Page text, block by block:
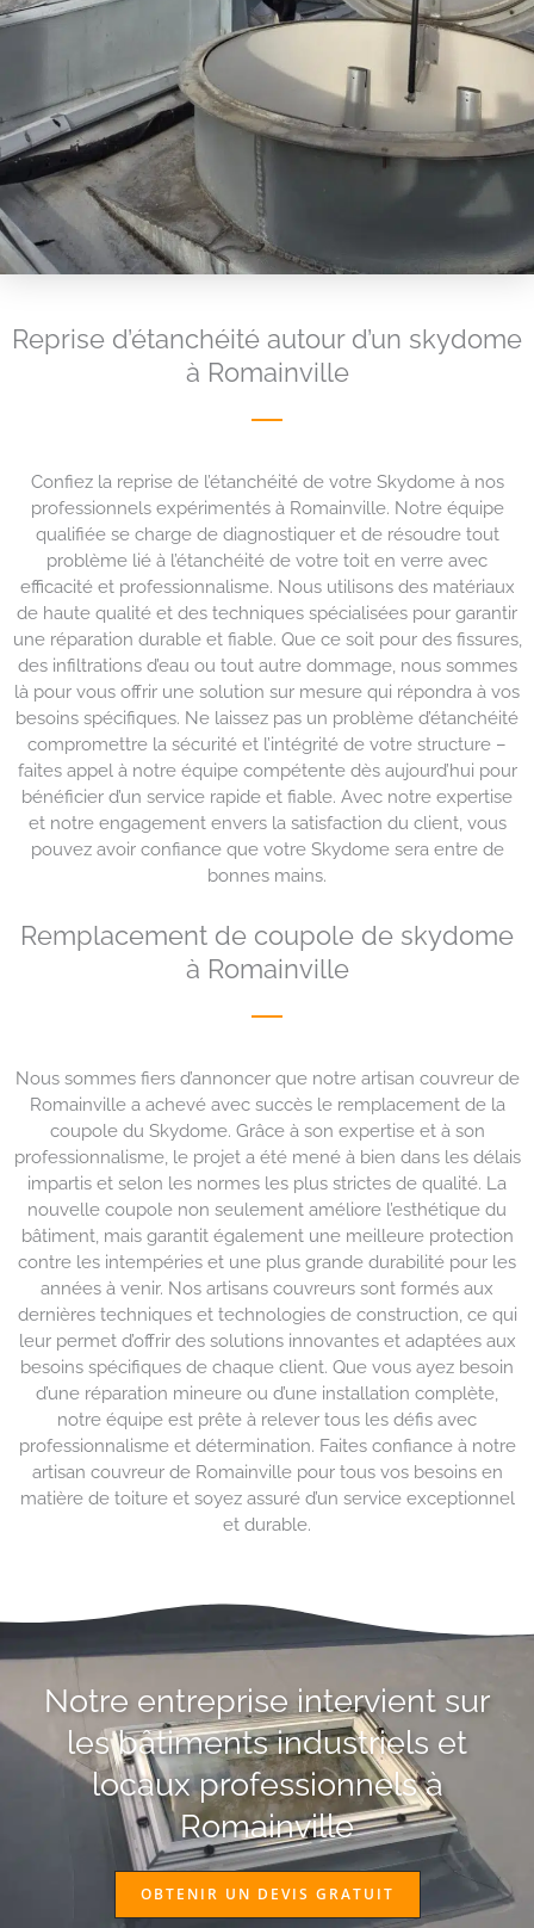
Reprise d’étanchéité autour d’un skydome
à Romainville
Confiez la reprise de l’étanchéité de votre Skydome à nos
professionnels expérimentés à Romainville. Notre équipe
qualifiée se charge de diagnostiquer et de résoudre tout
problème lié à l’étanchéité de votre toit en verre avec
efficacité et professionnalisme. Nous utilisons des matériaux
de haute qualité et des techniques spécialisées pour garantir
une réparation durable et fiable. Que ce soit pour des fissures,
des infiltrations d’eau ou tout autre dommage, nous sommes
là pour vous offrir une solution sur mesure qui répondra à vos
besoins spécifiques. Ne laissez pas un problème d’étanchéité
compromettre la sécurité et l’intégrité de votre structure –
faites appel à notre équipe compétente dès aujourd’hui pour
bénéficier d’un service rapide et fiable. Avec notre expertise
et notre engagement envers la satisfaction du client, vous
pouvez avoir confiance que votre Skydome sera entre de
bonnes mains.
Remplacement de coupole de skydome
à Romainville
Nous sommes fiers d’annoncer que notre artisan couvreur de
Romainville a achevé avec succès le remplacement de la
coupole du Skydome. Grâce à son expertise et à son
professionnalisme, le projet a été mené à bien dans les délais
impartis et selon les normes les plus strictes de qualité. La
nouvelle coupole non seulement améliore l’esthétique du
bâtiment, mais garantit également une meilleure protection
contre les intempéries et une plus grande durabilité pour les
années à venir. Nos artisans couvreurs sont formés aux
dernières techniques et technologies de construction, ce qui
leur permet d’offrir des solutions innovantes et adaptées aux
besoins spécifiques de chaque client. Que vous ayez besoin
d’une réparation mineure ou d’une installation complète,
notre équipe est prête à relever tous les défis avec
professionnalisme et détermination. Faites confiance à notre
artisan couvreur de Romainville pour tous vos besoins en
matière de toiture et soyez assuré d’un service exceptionnel
et durable.
Notre entreprise intervient sur
les bâtiments industriels et
locaux professionnels à
Romainville
OBTENIR UN DEVIS GRATUIT